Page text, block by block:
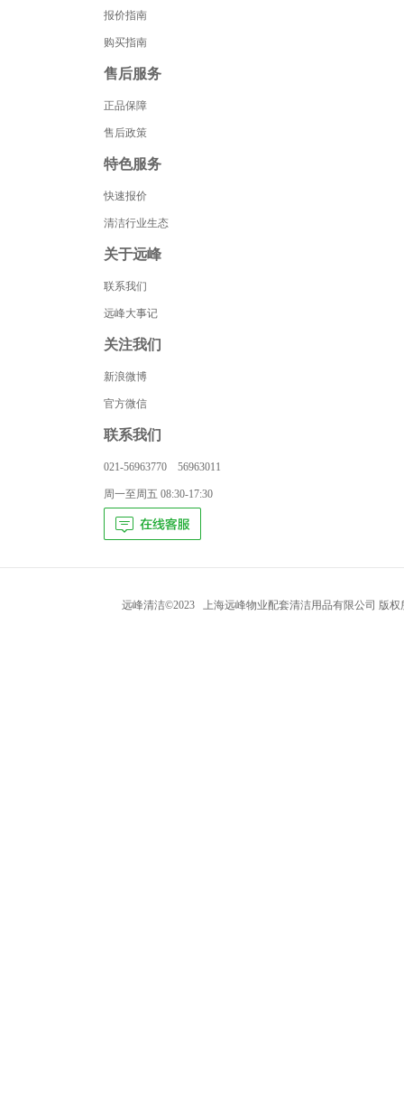
报价指南
购买指南
售后服务
正品保障
售后政策
特色服务
快速报价
清洁行业生态
关于远峰
联系我们
远峰大事记
关注我们
新浪微博
官方微信
联系我们
021-56963770 56963011
周一至周五 08:30-17:30
远峰清洁©2023 上海远峰物业配套清洁用品有限公司 版